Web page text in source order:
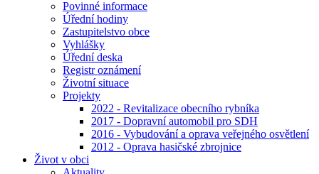
Povinné informace
Úřední hodiny
Zastupitelstvo obce
Vyhlášky
Úřední deska
Registr oznámení
Životní situace
Projekty
2022 - Revitalizace obecního rybníka
2017 - Dopravní automobil pro SDH
2016 - Vybudování a oprava veřejného osvětlení
2012 - Oprava hasičské zbrojnice
Život v obci